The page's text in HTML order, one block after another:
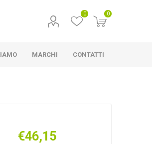
0 0
MARCHI CONTATTI
€46,15